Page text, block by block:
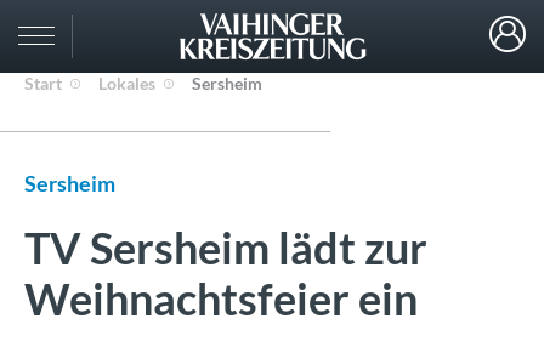
Start Lokales Sersheim
Sersheim
TV Sersheim lädt zur
Weihnachtsfeier ein